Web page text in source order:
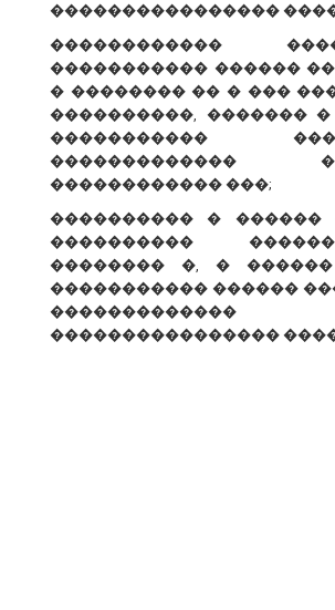
����������������
������������
����������� ������
� �������� �� � ���
����������, �������
�����������
�������������
������������ ���;
���������� � ������
����������
�������� �, �
����������� ������
����������������